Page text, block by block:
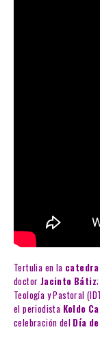
Tertulia en la
doctor Jacinto Bátiz
Teología y Pastoral
el periodista Koldo
celebración del Día